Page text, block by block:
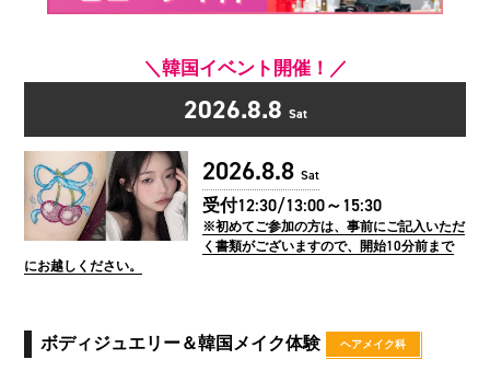
＼韓国イベント開催！／
2026.8.8 Sat
2026.8.8 Sat
受付12:30/13:00～15:30
※初めてご参加の方は、事前にご記入いただ
く書類がございますので、開始10分前まで
にお越しください。
ボディジュエリー＆韓国メイク体験 ヘアメイク科